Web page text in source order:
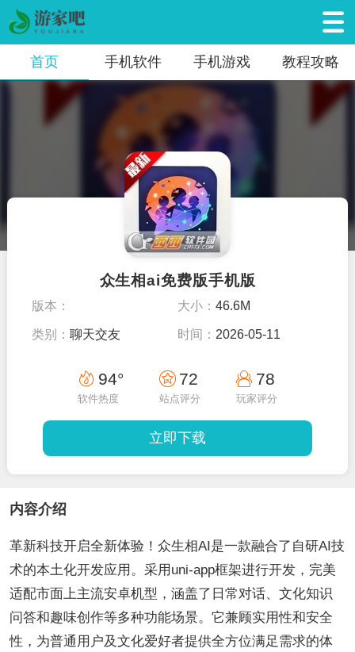
首页 手机软件 手机游戏 教程攻略
众生相ai免费版手机版
版本： 大小： 46.6M
类别：聊天交友 时间： 2026-05-11
94°
软件热度
72
站点评分
78
玩家评分
立即下载
内容介绍
革新科技开启全新体验！众生相AI是一款融合了自研AI技
术的本土化开发应用。采用uni-app框架进行开发，完美
适配市面上主流安卓机型，涵盖了日常对话、文化知识
问答和趣味创作等多种功能场景。它兼顾实用性和安全
性，为普通用户及文化爱好者提供全方位满足需求的体